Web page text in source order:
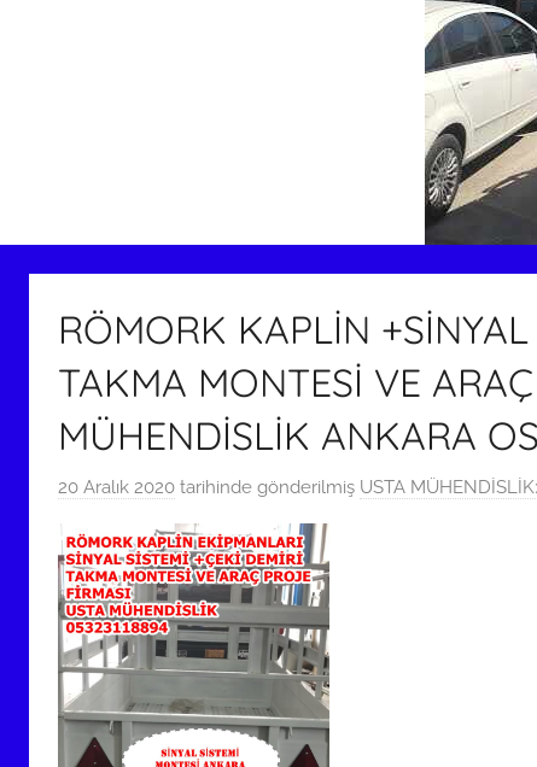
RÖMORK KAPLİN
TAKMA MONTESİ VE
MÜHENDİSLİK ANKARA
20 Aralık 2020 tarihinde gönderilmiş USTA